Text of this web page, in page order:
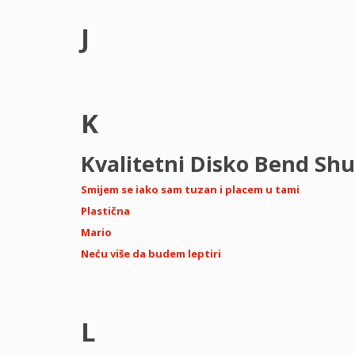
J
K
Kvalitetni Disko Bend
Smijem se iako sam tuzan i placem u tami
Plastična
Mario
Neću više da budem leptiri
L